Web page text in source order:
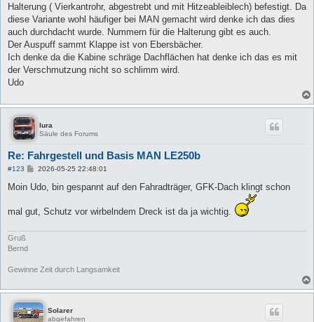
r
a
Halterung ( Vierkantrohr, abgestrebt und mit Hitzeableiblech) befestigt. Da
diese Variante wohl häufiger bei MAN gemacht wird denke ich das dies
auch durchdacht wurde. Nummern für die Halterung gibt es auch.
Der Auspuff sammt Klappe ist von Ebersbächer.
Ich denke da die Kabine schräge Dachflächen hat denke ich das es mit
der Verschmutzung nicht so schlimm wird.
Udo
lura
Säule des Forums
Re: Fahrgestell und Basis MAN LE250b
#123
B
i
a
g
2026-05-25 22:48:01
Moin Udo, bin gespannt auf den Fahradträger, GFK-Dach klingt schon
mal gut, Schutz vor wirbelndem Dreck ist da ja wichtig.
Gruß
Bernd
Gewinne Zeit durch Langsamkeit
Solarer
abgefahren